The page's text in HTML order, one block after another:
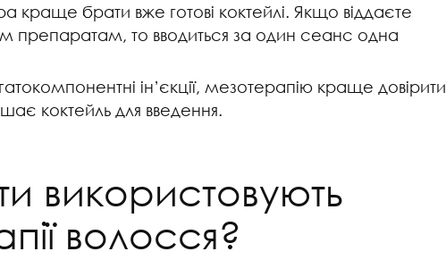
краще брати вже готові коктейлі. Якщо віддаєте
препаратам, то вводиться за один сеанс одна
ін’єкції, мезотерапію краще довірити
коктейль для введення.
використовують
волосся?